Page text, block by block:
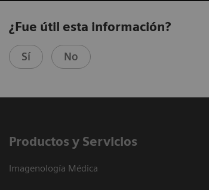
¿Fue útil esta información?
Sí No
Productos y Servicios
Imagenología Médica